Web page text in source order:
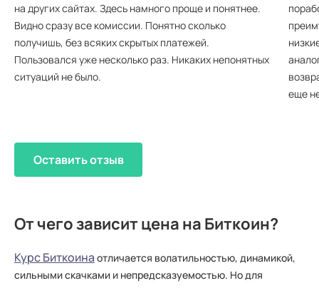
на других сайтах. Здесь намного проще и понятнее.
Видно сразу все комиссии. Понятно сколько
получишь, без всяких скрытых платежей.
Пользовался уже несколько раз. Никаких непонятных
ситуаций не было.
еще
Оставить отзыв
От чего зависит цена на Биткоин?
Курс Биткоина отличается волатильностью, динамикой,
сильными скачками и непредсказуемостью. Но для